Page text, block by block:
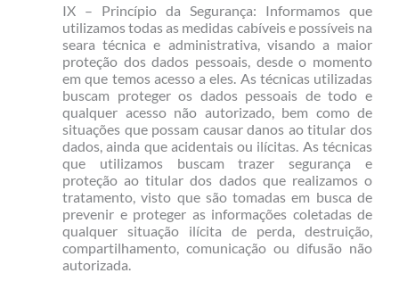
IX – Princípio da Segurança: Informamos que
utilizamos todas as medidas cabíveis e possíveis na
seara técnica e administrativa, visando a maior
proteção dos dados pessoais, desde o momento
em que temos acesso a eles. As técnicas utilizadas
buscam proteger os dados pessoais de todo e
qualquer acesso não autorizado, bem como de
situações que possam causar danos ao titular dos
dados, ainda que acidentais ou ilícitas. As técnicas
que utilizamos buscam trazer segurança e
proteção ao titular dos dados que realizamos o
tratamento, visto que são tomadas em busca de
prevenir e proteger as informações coletadas de
qualquer situação ilícita de perda, destruição,
compartilhamento, comunicação ou difusão não
autorizada.